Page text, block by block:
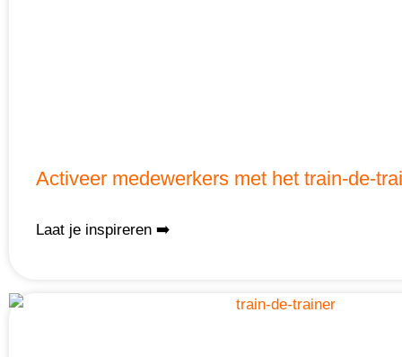
Activeer medewerkers met het train-de-
Laat je inspireren ➡️